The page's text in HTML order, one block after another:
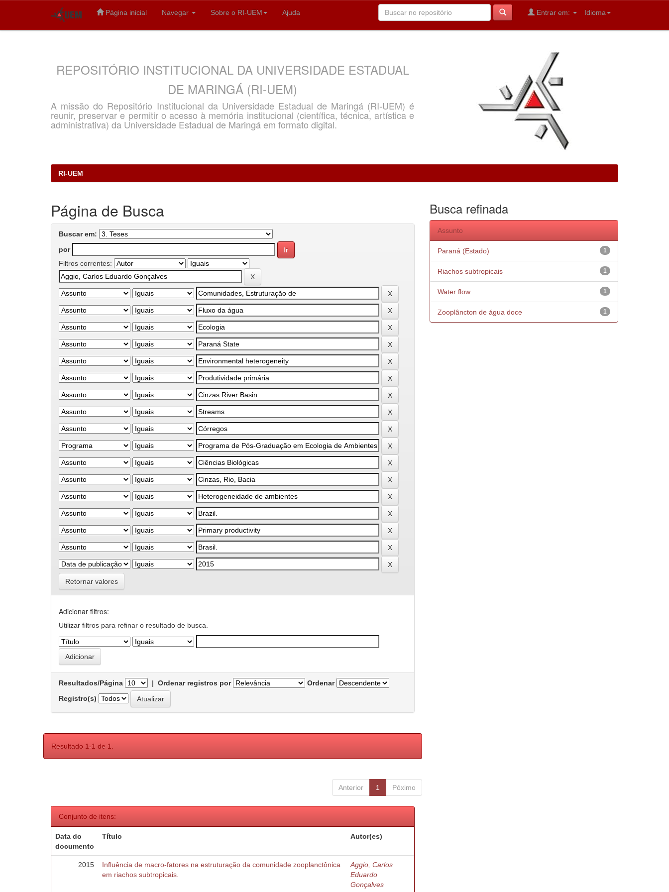
Página inicial Navegar Sobre o RI-UEM Ajuda Idioma
Entrar em:
REPOSITÓRIO INSTITUCIONAL DA UNIVERSIDADE ESTADUAL
DE MARINGÁ (RI-UEM)
A missão do Repositório Institucional da Universidade Estadual de Maringá (RI-UEM) é
reunir, preservar e permitir o acesso à memória institucional (científica, técnica, artística e
administrativa) da Universidade Estadual de Maringá em formato digital.
RI-UEM
Página de Busca
Buscar em:
por
Filtros correntes:
Retornar valores
Adicionar filtros:
Utilizar filtros para refinar o resultado de busca.
Resultados/Página | Ordenar registros por
Ordenar
Registro(s)
Resultado 1-1 de 1.
Anterior 1 Póximo
Conjunto de itens:
Data do
documento
Título Autor(es)
2015
Influência de macro-fatores na estruturação da comunidade zooplanctônica
em riachos subtropicais.
Aggio, Carlos
Eduardo
Gonçalves
Busca refinada
Assunto
1
Paraná (Estado)
1
Riachos subtropicais
1
Water flow
1
Zooplâncton de água doce